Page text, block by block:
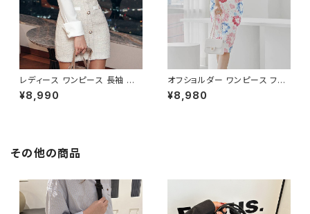
レディース ワンピース 長袖 シャ
ツワンピース ツイード切替 ミニ
ワンピース 上品 フォーマル ホ
冬 着痩せ効果 きちんと見え カ
¥8,990
オフショルダー ワンピース フラ
ワー柄 タイトワンピース ドレス
花柄ワンピ 春夏 エレガント 大
¥8,980
その他の商品